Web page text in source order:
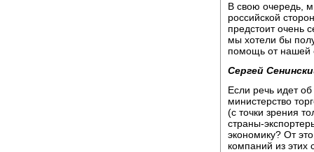
В свою очередь,
российской
предстоит очень
мы хотели бы
помощь от нашей
Сергей
Если речь идет
министерство
(с точки зрения
страны-
экономику? От
компаний из этих